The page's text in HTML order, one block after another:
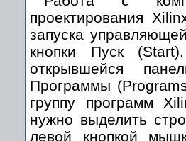
проектирования
запуска
кнопки Пуск
открывшейся
Программы
группу программ
нужно выделить
левой кнопкой